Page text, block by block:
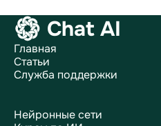
Chat AI
Главная
Статьи
Служба поддержки
Нейронные сети